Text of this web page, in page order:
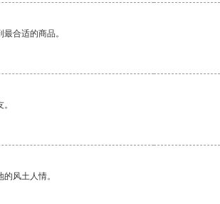
合适的商品。
风土人情。